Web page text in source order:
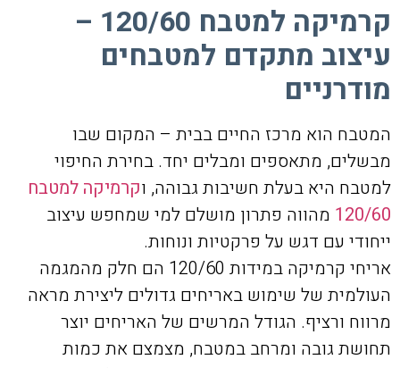
קרמיקה למטבח 120/60 –
עיצוב מתקדם למטבחים
מודרניים
המטבח הוא מרכז החיים בבית – המקום שבו
מבשלים, מתאספים ומבלים יחד. בחירת החיפוי
למטבח היא בעלת חשיבות גבוהה, וקרמיקה למטבח
120/60 מהווה פתרון מושלם למי שמחפש עיצוב
ייחודי עם דגש על פרקטיות ונוחות.
אריחי קרמיקה במידות 120/60 הם חלק מהמגמה
העולמית של שימוש באריחים גדולים ליצירת מראה
מרווח ורציף. הגודל המרשים של האריחים יוצר
תחושת גובה ומרחב במטבח, מצמצם את כמות